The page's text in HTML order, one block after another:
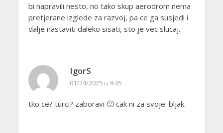
bi napravili nesto, no tako skup aerodrom nema
pretjerane izglede za razvoj, pa ce ga susjedi i
dalje nastaviti daleko sisati, sto je vec slucaj.
IgorS
01/24/2025 u 9:45
tko ce? turci? zaboravi 🙂 cak ni za svoje. bljak.